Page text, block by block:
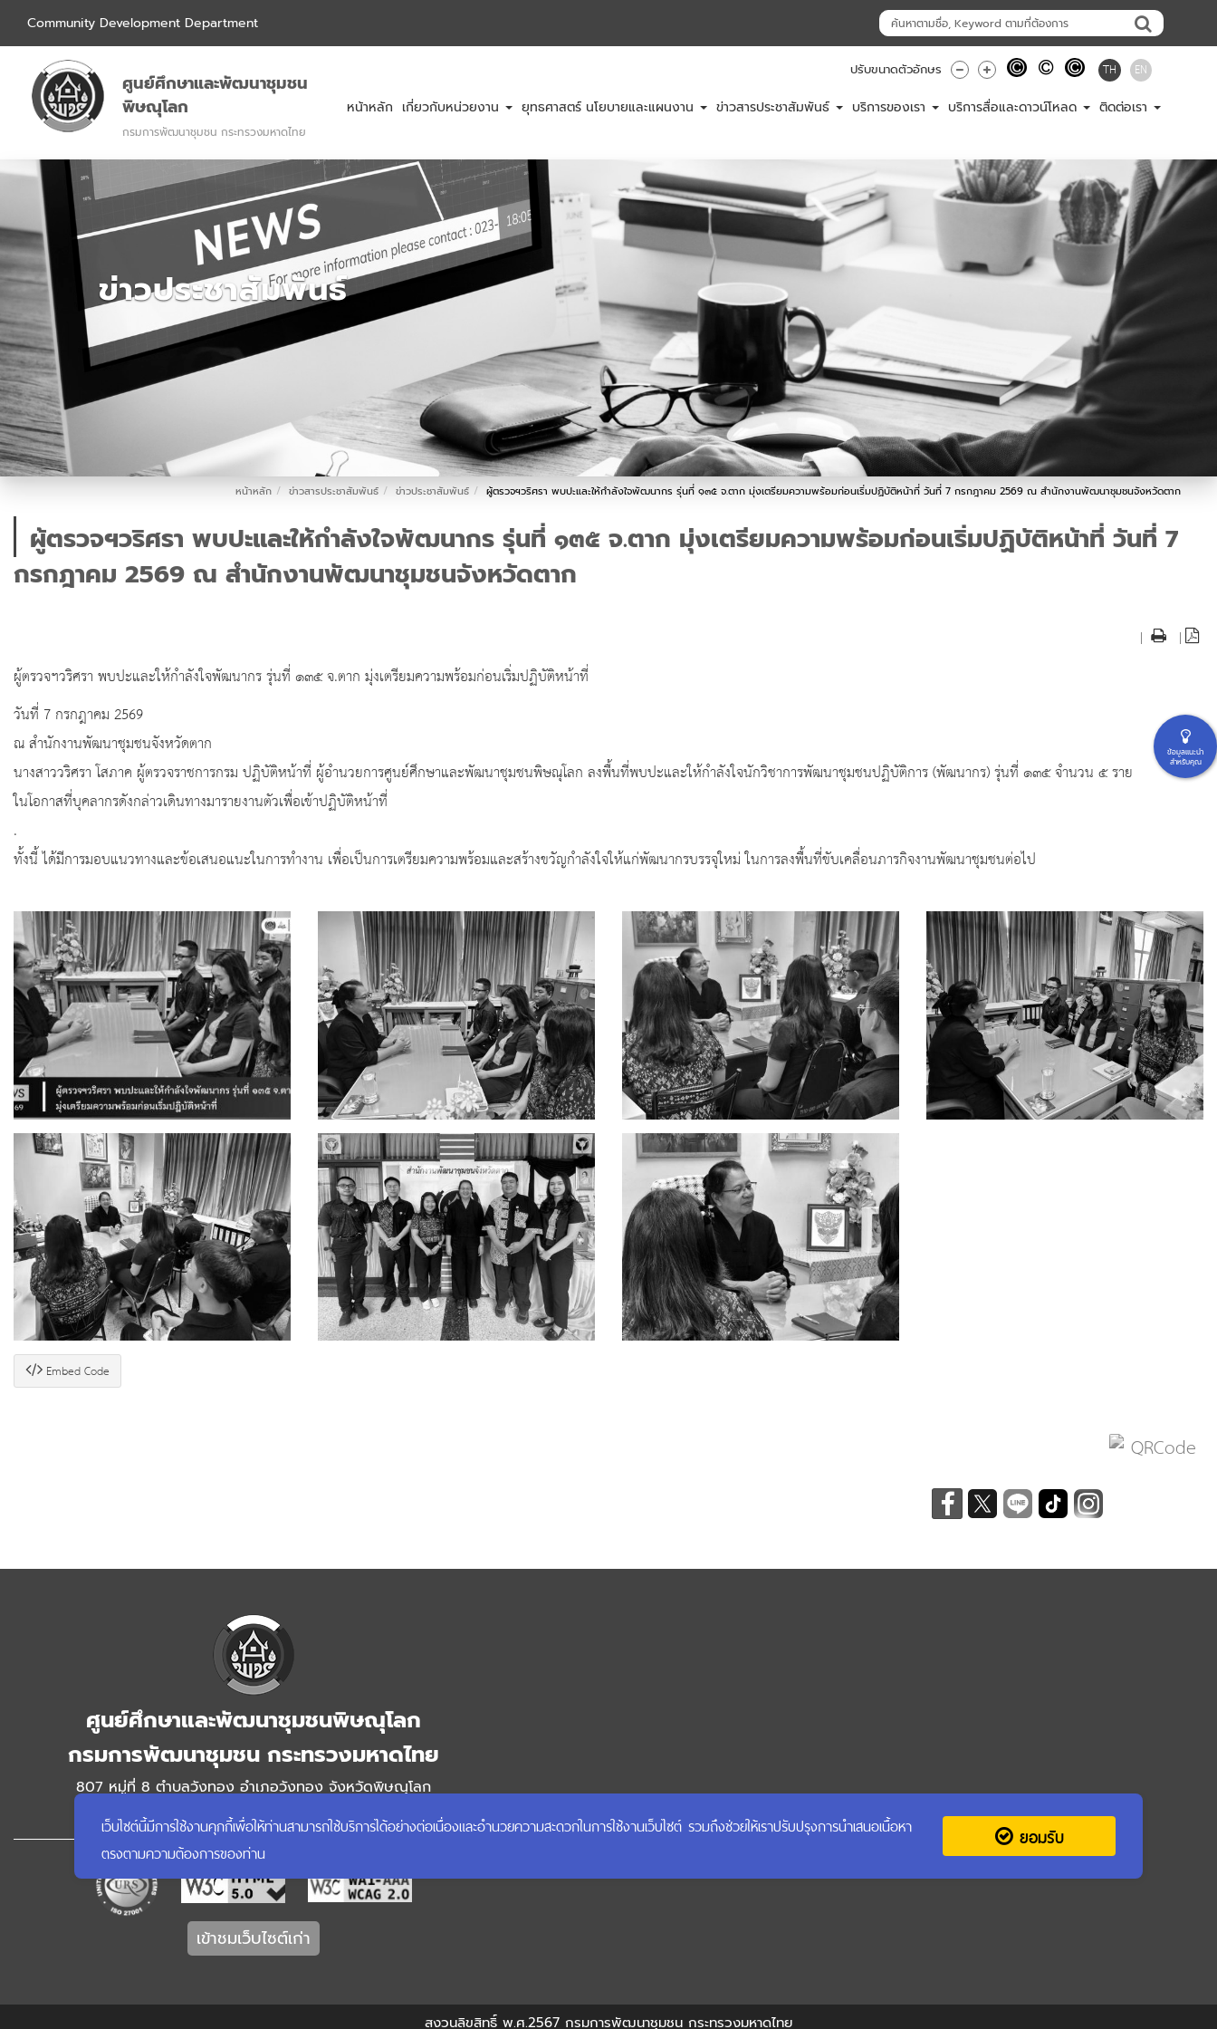
Community Development Department
ศูนย์ศึกษาและพัฒนาชุมชน
พิษณุโลก
กรมการพัฒนาชุมชน กระทรวงมหาดไทย
ปรับขนาดตัวอักษร TH EN
หน้าหลัก เกี่ยวกับหน่วยงาน ยุทธศาสตร์ นโยบายและแผนงาน ข่าวสารประชาสัมพันธ์ บริการของเรา บริการสื่อและดาวน์โหลด ติดต่อเรา
ข่าวประชาสัมพันธ์
หน้าหลัก ข่าวสารประชาสัมพันธ์ ข่าวประชาสัมพันธ์ ผู้ตรวจฯวริศรา พบปะและให้กำลังใจพัฒนากร รุ่นที่ ๑๓๕ จ.ตาก มุ่งเตรียมความพร้อมก่อนเริ่มปฏิบัติหน้าที่ วันที่ 7 กรกฎาคม 2569 ณ สำนักงานพัฒนาชุมชนจังหวัดตาก
ผู้ตรวจฯวริศรา พบปะและให้กำลังใจพัฒนากร รุ่นที่ ๑๓๕ จ.ตาก มุ่งเตรียมความพร้อมก่อนเริ่มปฏิบัติหน้าที่ วันที่ 7
กรกฎาคม 2569 ณ สำนักงานพัฒนาชุมชนจังหวัดตาก
| |
ผู้ตรวจฯวริศรา พบปะและให้กำลังใจพัฒนากร รุ่นที่ ๑๓๕ จ.ตาก มุ่งเตรียมความพร้อมก่อนเริ่มปฏิบัติหน้าที่
วันที่ 7 กรกฎาคม 2569
ณ สำนักงานพัฒนาชุมชนจังหวัดตาก
นางสาววริศรา โสภาค ผู้ตรวจราชการกรม ปฏิบัติหน้าที่ ผู้อำนวยการศูนย์ศึกษาและพัฒนาชุมชนพิษณุโลก ลงพื้นที่พบปะและให้กำลังใจนักวิชาการพัฒนาชุมชนปฏิบัติการ (พัฒนากร) รุ่นที่ ๑๓๕ จำนวน ๕ ราย
ในโอกาสที่บุคลากรดังกล่าวเดินทางมารายงานตัวเพื่อเข้าปฏิบัติหน้าที่
.
ทั้งนี้ ได้มีการมอบแนวทางและข้อเสนอแนะในการทำงาน เพื่อเป็นการเตรียมความพร้อมและสร้างขวัญกำลังใจให้แก่พัฒนากรบรรจุใหม่ ในการลงพื้นที่ขับเคลื่อนภารกิจงานพัฒนาชุมชนต่อไป
Embed Code
ศูนย์ศึกษาและพัฒนาชุมชนพิษณุโลก
กรมการพัฒนาชุมชน กระทรวงมหาดไทย
807 หมู่ที่ 8 ตำบลวังทอง อำเภอวังทอง จังหวัดพิษณุโลก
โทรศัพท์ 055-313374
เข้าชมเว็บไซต์เก่า
สงวนลิขสิทธิ์ พ.ศ.2567 กรมการพัฒนาชุมชน กระทรวงมหาดไทย
ข้อมูลแนะนำ
สำหรับคุณ
เว็บไซต์นี้มีการใช้งานคุกกี้เพื่อให้ท่านสามารถใช้บริการได้อย่างต่อเนื่องและอำนวยความสะดวกในการใช้งานเว็บไซต์ รวมถึงช่วยให้เราปรับปรุงการนำเสนอเนื้อหา
ตรงตามความต้องการของท่าน
ยอมรับ